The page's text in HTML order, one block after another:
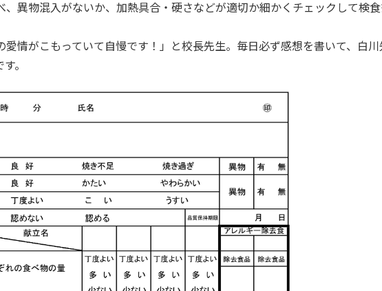
、異物混入がないか、加熱具合・硬さなどが適切か細かくチェックして検
愛情がこもっていて自慢です！」と校長先生。毎日必ず感想を書いて、白川
。